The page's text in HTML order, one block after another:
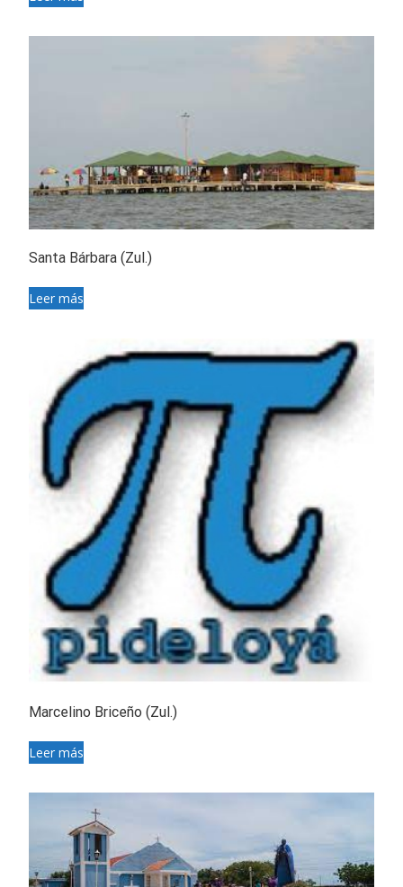
Santa Bárbara (Zul.)
Leer más
Marcelino Briceño (Zul.)
Leer más